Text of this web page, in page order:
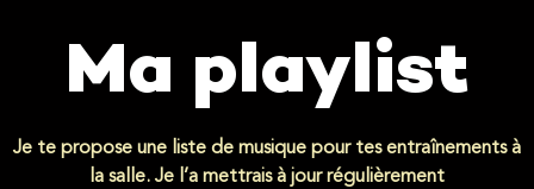
Ma playlist
Je te propose une liste de musique pour tes entraînements à
la salle. Je l’a mettrais à jour régulièrement